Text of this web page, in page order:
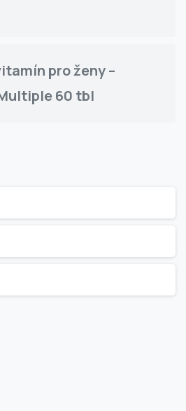
pro ženy –
60 tbl